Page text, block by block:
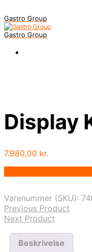
Gastro Group
Gastro Group
Display
7.980,00 kr.
Varenummer (SKU):
Previous Product
Next Product
Beskrivelse